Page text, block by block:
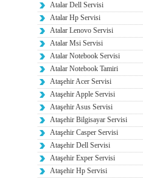
Atalar Dell Servisi
Atalar Hp Servisi
Atalar Lenovo Servisi
Atalar Msi Servisi
Atalar Notebook Servisi
Atalar Notebook Tamiri
Ataşehir Acer Servisi
Ataşehir Apple Servisi
Ataşehir Asus Servisi
Ataşehir Bilgisayar Servisi
Ataşehir Casper Servisi
Ataşehir Dell Servisi
Ataşehir Exper Servisi
Ataşehir Hp Servisi